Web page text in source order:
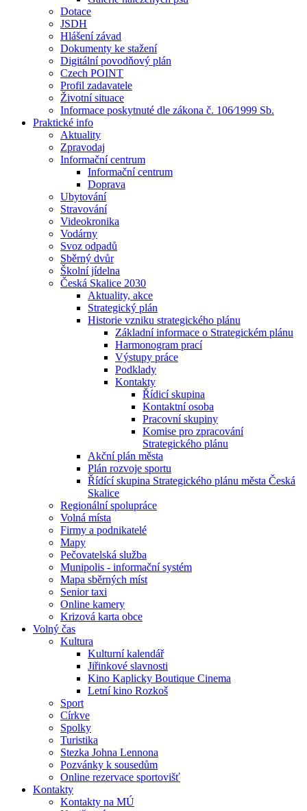
Dotace
JSDH
Hlášení závad
Dokumenty ke stažení
Digitální povodňový plán
Czech POINT
Profil zadavatele
Životní situace
Informace poskytnuté dle zákona č. 106⁄1999 Sb.
Praktické info
Aktuality
Zpravodaj
Informační centrum
Informační centrum
Doprava
Ubytování
Stravování
Videokronika
Vodárny
Svoz odpadů
Sběrný dvůr
Školní jídelna
Česká Skalice 2030
Aktuality, akce
Strategický plán
Historie vzniku strategického plánu
Základní informace o Strategickém plánu
Harmonogram prací
Výstupy práce
Podklady
Kontakty
Řídicí skupina
Kontaktní osoba
Pracovní skupiny
Komise pro zpracování
Strategického plánu
Akční plán města
Plán rozvoje sportu
Řídící skupina Strategického plánu města Česká
Skalice
Regionální spolupráce
Volná místa
Firmy a podnikatelé
Mapy
Pečovatelská služba
Munipolis - informační systém
Mapa sběrných míst
Senior taxi
Online kamery
Krizová karta obce
Volný čas
Kultura
Kulturní kalendář
Jiřinkové slavnosti
Kino Kaplicky Boutique Cinema
Letní kino Rozkoš
Sport
Církve
Spolky
Turistika
Stezka Johna Lennona
Pozvánky k sousedům
Online rezervace sportovišť
Kontakty
Kontakty na MÚ